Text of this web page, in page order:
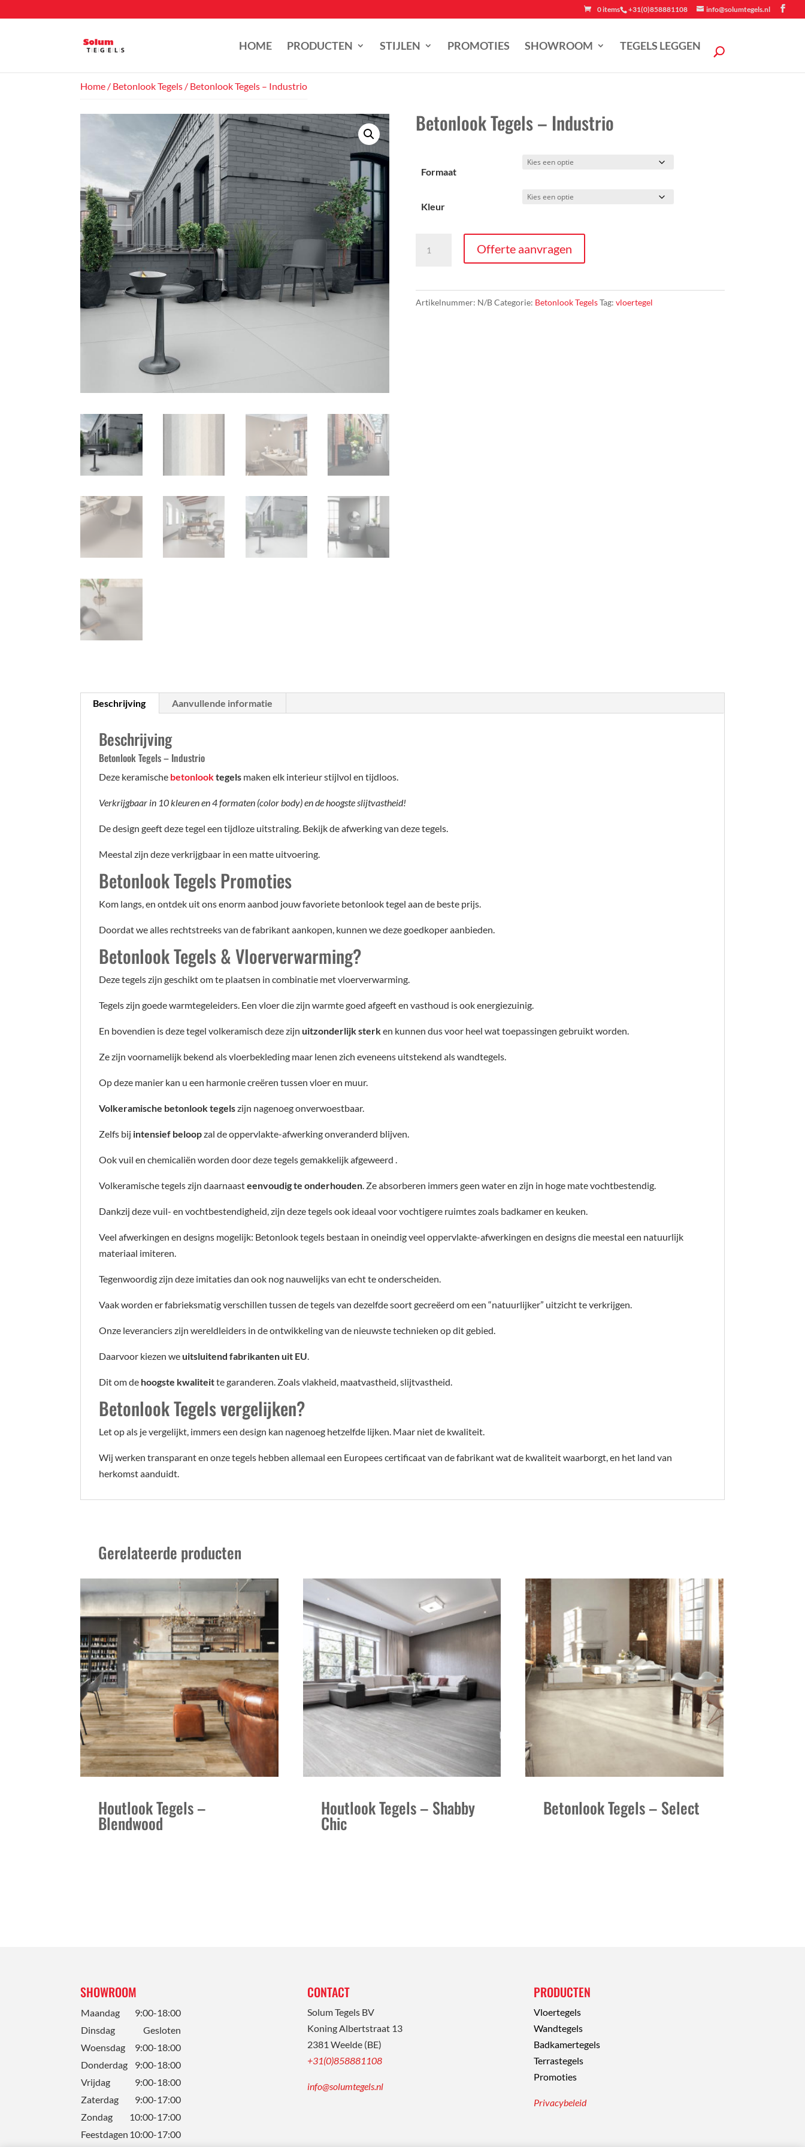
+31(0)858881108 info@solumtegels.nl
0 items
HOME PRODUCTEN STIJLEN PROMOTIES SHOWROOM TEGELS LEGGEN
Home / Betonlook Tegels / Betonlook Tegels – Industrio
Betonlook Tegels – Industrio
Formaat
Kleur
Tegels
Industrio
aantal
Offerte aanvragen
Artikelnummer: N/B Categorie: Betonlook Tegels Tag: vloertegel
Beschrijving Aanvullende informatie
Beschrijving
Betonlook Tegels – Industrio
Deze keramische betonlooktegels maken elk interieur stijlvol en tijdloos.
Verkrijgbaar in 10 kleuren en 4 formaten (color body) en de hoogste slijtvastheid!
De design geeft deze tegel een tijdloze uitstraling. Bekijk de afwerking van deze tegels.
Meestal zijn deze verkrijgbaar in een matte uitvoering.
Betonlook Tegels Promoties
Kom langs, en ontdek uit ons enorm aanbod jouw favoriete betonlook tegel aan de beste prijs.
Doordat we alles rechtstreeks van de fabrikant aankopen, kunnen we deze goedkoper aanbieden.
Betonlook Tegels & Vloerverwarming?
Deze tegels zijn geschikt om te plaatsen in combinatie met vloerverwarming.
Tegels zijn goede warmtegeleiders. Een vloer die zijn warmte goed afgeeft en vasthoud is ook energiezuinig.
En bovendien is deze tegel volkeramisch deze zijn uitzonderlijk sterken kunnen dus voor heel wat toepassingen gebruikt worden.
Ze zijn voornamelijk bekend als vloerbekleding maar lenen zich eveneens uitstekend als wandtegels.
Op deze manier kan u een harmonie creëren tussen vloer en muur.
Volkeramische betonlook tegelszijn nagenoeg onverwoestbaar.
Zelfs bij intensief beloopzal de oppervlakte-afwerking onveranderd blijven.
Ook vuil en chemicaliën worden door deze tegels gemakkelijk afgeweerd .
Volkeramische tegels zijn daarnaasteenvoudig te onderhouden. Ze absorberen immers geen water en zijn in hoge mate vochtbestendig.
Dankzij deze vuil- en vochtbestendigheid, zijn deze tegels ook ideaal voor vochtigere ruimtes zoals badkamer en keuken.
Veel afwerkingen en designs mogelijk: Betonlook tegels bestaan in oneindig veel oppervlakte-afwerkingen en designs die meestal een natuurlijk
materiaal imiteren.
Tegenwoordig zijn deze imitaties dan ook nog nauwelijks van echt te onderscheiden.
Vaak worden er fabrieksmatig verschillen tussen de tegels van dezelfde soort gecreëerd om een “natuurlijker” uitzicht te verkrijgen.
Onze leveranciers zijn wereldleiders in de ontwikkeling van de nieuwste technieken op dit gebied.
Daarvoor kiezen we uitsluitend fabrikanten uit EU.
Dit om de hoogste kwaliteitte garanderen. Zoals vlakheid, maatvastheid, slijtvastheid.
Betonlook Tegels vergelijken?
Let op als je vergelijkt, immers een design kan nagenoeg hetzelfde lijken. Maar niet de kwaliteit.
Wij werken transparant en onze tegels hebben allemaal een Europees certificaat van de fabrikant wat de kwaliteit waarborgt, en het land van
herkomst aanduidt.
Gerelateerde producten
Houtlook Tegels –
Blendwood
Houtlook Tegels – Shabby
Chic
Betonlook Tegels – Select
SHOWROOM
Maandag
9:00-18:00
Dinsdag
Gesloten
Woensdag
9:00-18:00
Donderdag
9:00-18:00
Vrijdag
9:00-18:00
Zaterdag
9:00-17:00
Zondag
10:00-17:00
Feestdagen 10:00-17:00
CONTACT
Solum Tegels BV
Koning Albertstraat 13
2381 Weelde (BE)
+31(0)858881108
info@solumtegels.nl
PRODUCTEN
Vloertegels
Wandtegels
Badkamertegels
Terrastegels
Promoties
Privacybeleid